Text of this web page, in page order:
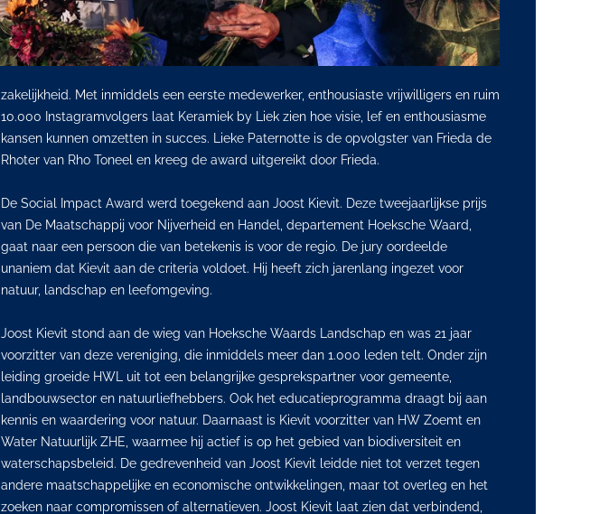
zakelijkheid. Met inmiddels een eerste medewerker, enthousiaste vrijwilligers en ruim
10.000 Instagramvolgers laat Keramiek by Liek zien hoe visie, lef en enthousiasme
kansen kunnen omzetten in succes. Lieke Paternotte is de opvolgster van Frieda de
Rhoter van Rho Toneel en kreeg de award uitgereikt door Frieda.
De Social Impact Award werd toegekend aan Joost Kievit. Deze tweejaarlijkse prijs
van De Maatschappij voor Nijverheid en Handel, departement Hoeksche Waard,
gaat naar een persoon die van betekenis is voor de regio. De jury oordeelde
unaniem dat Kievit aan de criteria voldoet. Hij heeft zich jarenlang ingezet voor
natuur, landschap en leefomgeving.
Joost Kievit stond aan de wieg van Hoeksche Waards Landschap en was 21 jaar
voorzitter van deze vereniging, die inmiddels meer dan 1.000 leden telt. Onder zijn
leiding groeide HWL uit tot een belangrijke gesprekspartner voor gemeente,
landbouwsector en natuurliefhebbers. Ook het educatieprogramma draagt bij aan
kennis en waardering voor natuur. Daarnaast is Kievit voorzitter van HW Zoemt en
Water Natuurlijk ZHE, waarmee hij actief is op het gebied van biodiversiteit en
waterschapsbeleid. De gedrevenheid van Joost Kievit leidde niet tot verzet tegen
andere maatschappelijke en economische ontwikkelingen, maar tot overleg en het
zoeken naar compromissen of alternatieven. Joost Kievit laat zien dat verbindend,